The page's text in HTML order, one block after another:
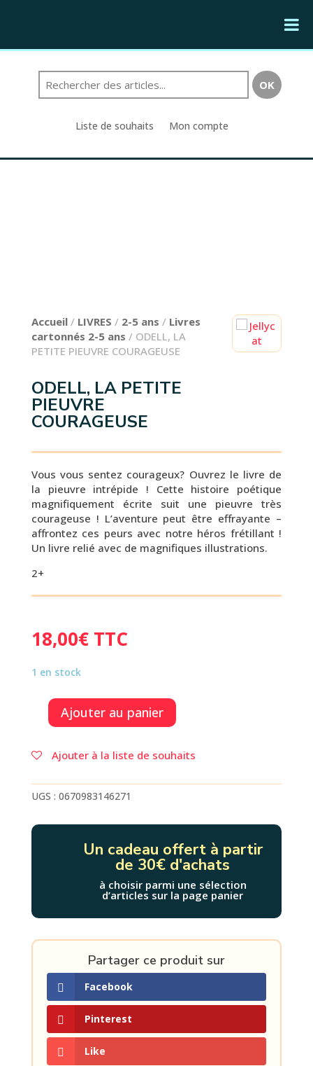
Liste de souhaits Mon compte
Accueil/ LIVRES / 2-5 ans / Livres
cartonnés 2-5 ans / ODELL, LA
PETITE PIEUVRE COURAGEUSE
ODELL, LA PETITE
PIEUVRE
COURAGEUSE
Vous vous sentez courageux? Ouvrez le livre de
la pieuvre intrépide ! Cette histoire poétique
magnifiquement écrite suit une pieuvre très
courageuse ! L’aventure peut être effrayante –
affrontez ces peurs avec notre héros frétillant !
Un livre relié avec de magnifiques illustrations.
2+
18,00€ TTC
1 en stock
quantité
ODELL,
LA
PIEUVRE
Ajouter au panier
Ajouter à la liste de souhaits
UGS : 0670983146271
Un cadeau offert à partir
de 30€ d'achats
à choisir parmi une sélection
d’articles sur la page panier
Partager ce produit sur
Facebook
Pinterest
Like